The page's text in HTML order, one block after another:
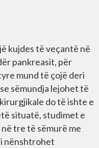
kujdes të veçantë në
pankreasit, për
mund të çojë deri
sëmundja lejohet të
do të ishte e
situatë, studimet e
tre të sëmurë me
nënshtrohet